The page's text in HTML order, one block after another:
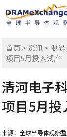
首页 > 资讯>制
项目5月投入试产
清河电子
项目5月投
来源：全球半导体观